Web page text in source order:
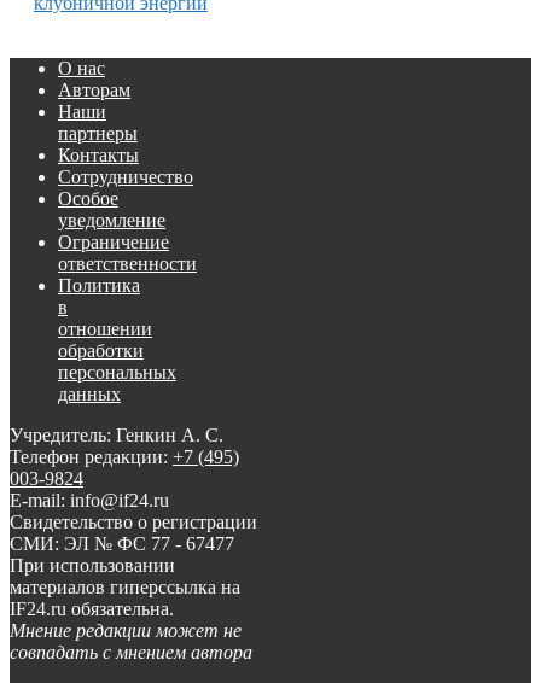
О нас
Авторам
Наши
партнеры
Контакты
Сотрудничество
Особое
уведомление
Ограничение
ответственности
Политика
в
отношении
обработки
персональных
данных
Учредитель: Генкин А. С.
Телефон редакции: +7 (495)
003-9824
E-mail: info@if24.ru
Свидетельство о регистрации
СМИ: ЭЛ № ФС 77 - 67477
При использовании
материалов гиперссылка на
IF24.ru обязательна.
Мнение редакции может не
совпадать с мнением автора